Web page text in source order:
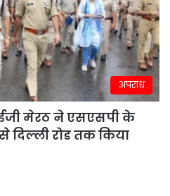
अपराध
मेरठ ने एसएसपी के
रोड तक किया